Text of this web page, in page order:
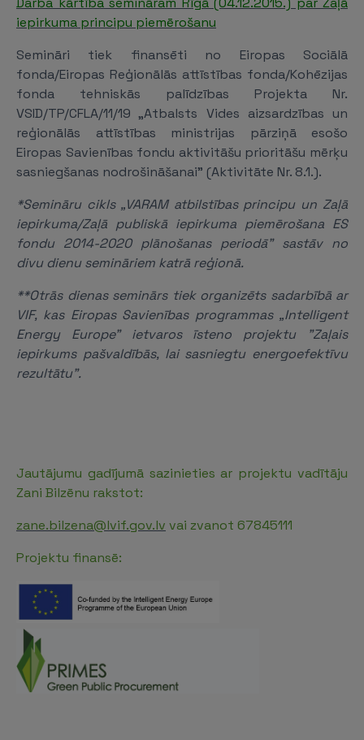
iepirkuma principu piemērošanu
Semināri tiek finansēti no Eiropas Sociālā
fonda/Eiropas Reģionālās attīstības fonda/Kohēzijas
fonda tehniskās palīdzības Projekta Nr.
VSID/TP/CFLA/11/19 „Atbalsts Vides aizsardzības un
reģionālās attīstības ministrijas pārziņā esošo
Eiropas Savienības fondu aktivitāšu prioritāšu mērķu
sasniegšanas nodrošināšanai” (Aktivitāte Nr. 8.1.).
*Semināru cikls „VARAM atbilstības principu un Zaļā
iepirkuma/Zaļā publiskā iepirkuma piemērošana ES
fondu 2014-2020 plānošanas periodā” sastāv no
divu dienu semināriem katrā reģionā.
**Otrās dienas seminārs tiek organizēts sadarbībā ar
VIF, kas Eiropas Savienības programmas „Intelligent
Energy Europe” ietvaros īsteno projektu "Zaļais
iepirkums pašvaldībās, lai sasniegtu energoefektīvu
rezultātu".
Jautājumu gadījumā sazinieties ar projektu vadītāju
Zani Bilzēnu rakstot:
zane.bilzena@lvif.gov.lv vai zvanot 67845111
Projektu finansē: